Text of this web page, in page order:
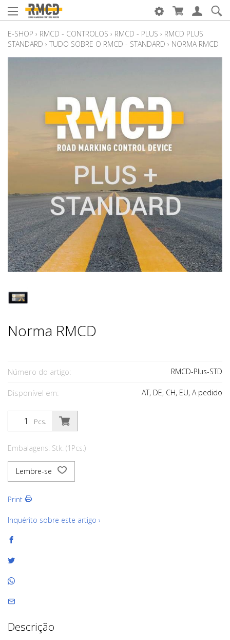
E-SHOP › RMCD - CONTROLOS › RMCD - PLUS › RMCD PLUS
STANDARD › TUDO SOBRE O RMCD - STANDARD › NORMA RMCD
Norma RMCD
Número do artigo: RMCD-Plus-STD
Disponível em: AT, DE, CH, EU, A pedido
Pcs.
Embalagens: Stk. (1Pcs.)
Lembre-se
Print
Inquérito sobre este artigo ›
Descrição